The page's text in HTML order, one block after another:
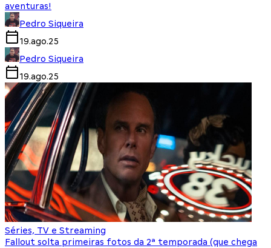
aventuras!
Pedro Siqueira
19.ago.25
Pedro Siqueira
19.ago.25
Séries, TV e Streaming
Fallout solta primeiras fotos da 2ª temporada (que chega